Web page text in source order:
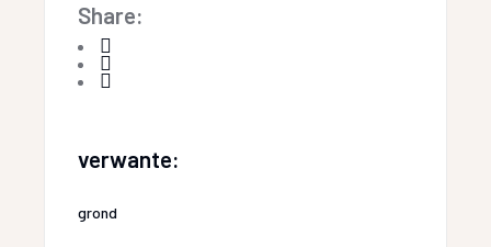
Share:
verwante:
grond